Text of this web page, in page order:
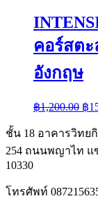
คอร์สต
อังกฤษ
฿1,200.00
฿
฿
ชั้น 18 อาคารวิทย
254 ถนนพญาไท แ
10330
โทรศัพท์